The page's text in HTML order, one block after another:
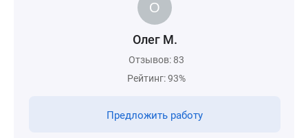
Олег М.
Отзывов: 83
Рейтинг: 93%
Предложить работу